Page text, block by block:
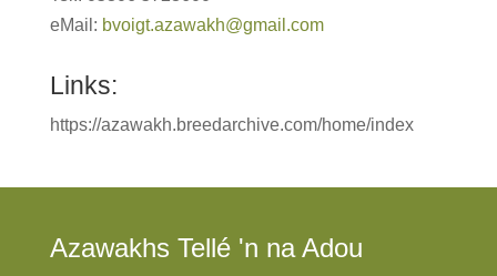
eMail: bvoigt.azawakh@gmail.com
Links:
https://azawakh.breedarchive.com/home/index
Azawakhs Tellé 'n na Adou